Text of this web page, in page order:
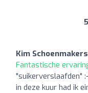
5
Kim Schoenmakers
Fantastische
"suikerverslaafden"
in deze kuur had ik